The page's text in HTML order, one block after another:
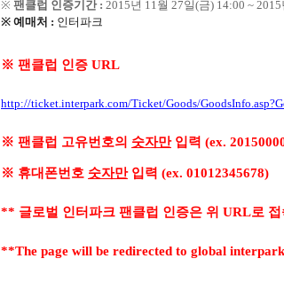
※ 팬클럽 인증기간: 2015년 11월 27일(금) 14:00 ~ 2015
※ 예매처 : 인터파크
※ 팬클럽 인증 URL
http://ticket.interpark.com/Ticket/Goods/
※ 팬클럽 고유번호의 숫자만 입력 (ex.
※ 휴대폰번호 숫자만 입력 (ex. 01012345678)
** 글로벌 인터파크 팬클럽 인증은 위 URL로
**The page will be redirected to global